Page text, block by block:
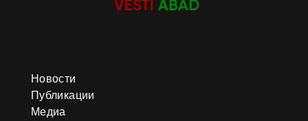
Новости
Публикации
Медиа